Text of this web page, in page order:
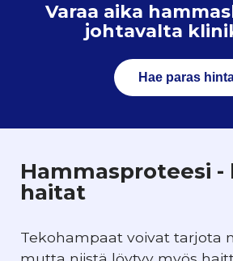
Varaa aika
johtavalta
Hae paras
Hammasproteesi -
haitat
Tekohampaat voivat tarjota